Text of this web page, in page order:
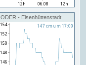
ODER - Eisenhüttenstadt